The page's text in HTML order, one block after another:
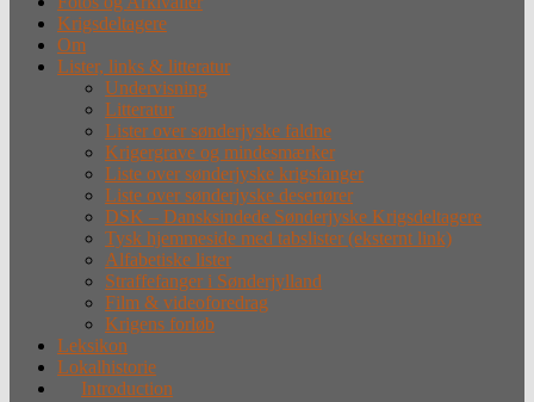
Krigsdeltagere
Om
Lister, links & litteratur
Undervisning
Litteratur
Lister over sønderjyske faldne
Krigergrave og mindesmærker
Liste over sønderjyske krigsfanger
Liste over sønderjyske desertører
DSK – Dansksindede Sønderjyske Krigsdeltagere
Tysk hjemmeside med tabslister (eksternt link)
Alfabetiske lister
Straffefanger i Sønderjylland
Film & videoforedrag
Krigens forløb
Leksikon
Lokalhistorie
Introduction